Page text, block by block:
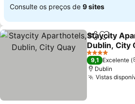
Consulte os preços de 9 sites
Partilhar
Staycity
Dublin, City
4 Estrelas
9,1 Excelente
Dublin
Vistas